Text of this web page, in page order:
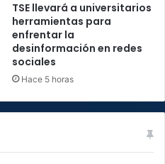
TSE llevará a universitarios
herramientas para
enfrentar la
desinformación en redes
sociales
Hace 5 horas